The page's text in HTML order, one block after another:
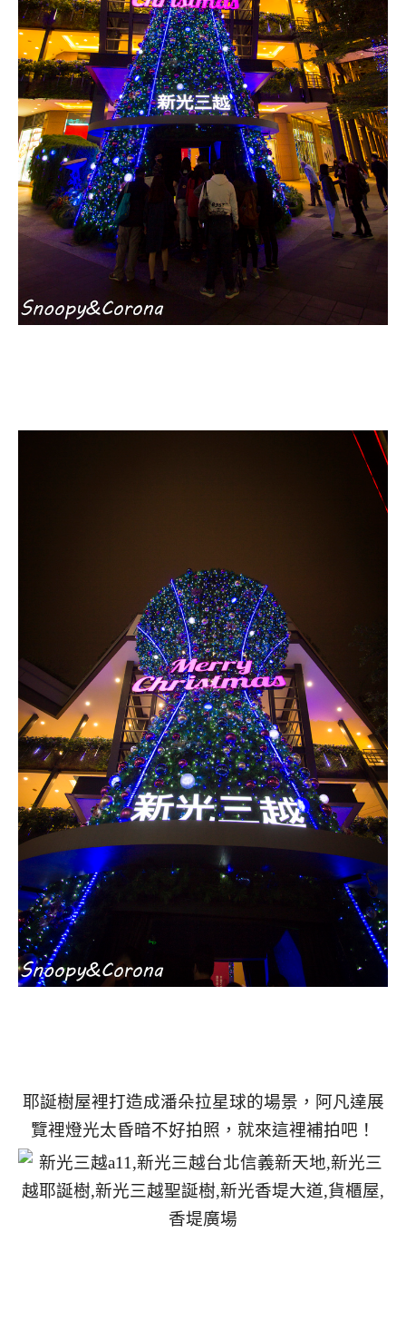
耶誕樹屋裡打造成潘朵拉星球的場景，阿凡達展
覽裡燈光太昏暗不好拍照， 就來這裡補拍吧！